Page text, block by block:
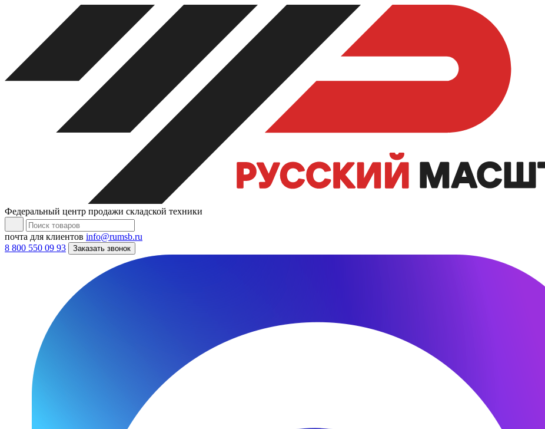
Федеральный центр продажи складской техники
почта для клиентов info@rumsb.ru
8 800 550 09 93
Заказать звонок